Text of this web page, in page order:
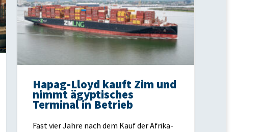
Hapag-Lloyd kauft Zim und
nimmt ägyptisches
Terminal in Betrieb
Fast vier Jahre nach dem Kauf der Afrika-